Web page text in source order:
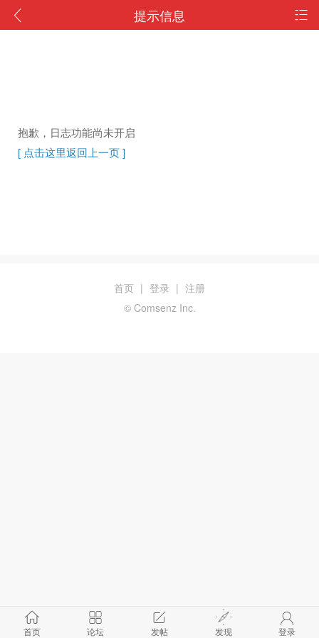
提示信息
抱歉，日志功能尚未开启
[ 点击这里返回上一页 ]
首页 论坛 发帖 发现 登录
首页 | 登录 | 注册
© Comsenz Inc.